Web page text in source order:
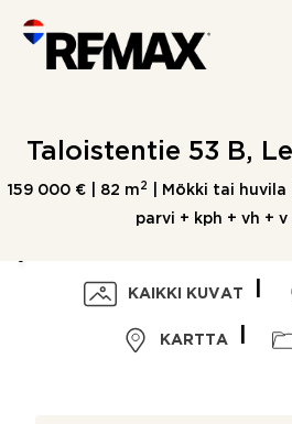
content
Taloistentie 53 B,
159 000 € | 82 m 2 | Mökki tai huvila
parvi + kph + vh + v
KAIKKI KUVAT
KARTTA